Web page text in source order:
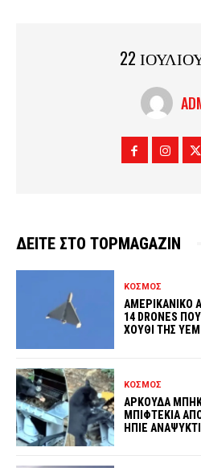
22
ΔΕΙΤΕ ΣΤΟ TOPMAGAZIN
ΚΟΣΜΟΣ
ΑΜΕΡΙΚΑΝΙΚΟ
14 DRONES
ΧΟΥΘΙ ΤΗΣ
ΚΟΣΜΟΣ
ΑΡΚΟΥΔΑ
ΜΠΙΦΤΕΚΙΑ
ΗΠΙΕ